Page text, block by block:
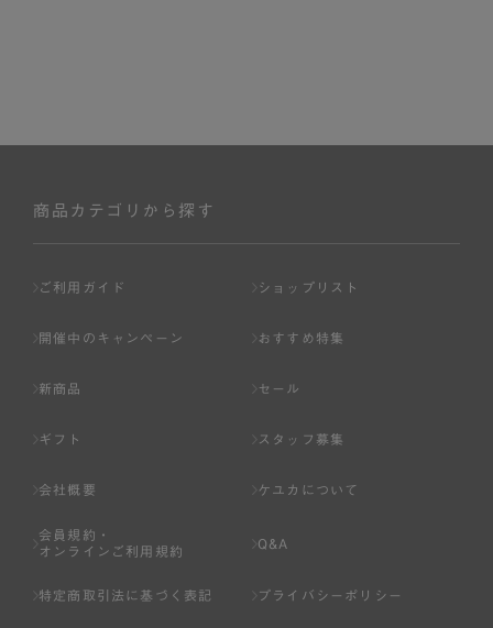
商品カテゴリから探す
ご利用ガイド ショップリスト
開催中のキャンペーン おすすめ特集
新商品 セール
ギフト スタッフ募集
会社概要 ケユカについて
会員規約・
オンラインご利用規約
Q&A
特定商取引法に基づく表記 プライバシーポリシー